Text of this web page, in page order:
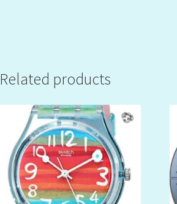
Related products